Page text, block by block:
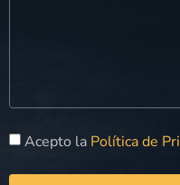
Acepto la Política de